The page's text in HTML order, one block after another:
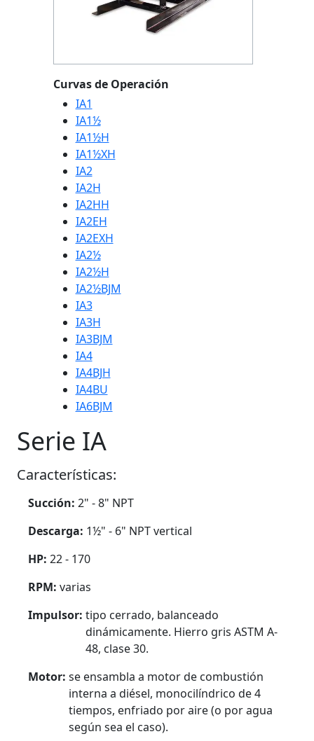
Curvas de Operación
IA1
IA1½
IA1½H
IA1½XH
IA2
IA2H
IA2HH
IA2EH
IA2EXH
IA2½
IA2½H
IA2½BJM
IA3
IA3H
IA3BJM
IA4
IA4BJH
IA4BU
IA6BJM
Serie IA
Características:
Succión: 2" - 8" NPT
Descarga: 1½" - 6" NPT vertical
HP: 22 - 170
RPM: varias
Impulsor: tipo cerrado, balanceado
dinámicamente. Hierro gris ASTM A-
48, clase 30.
Motor: se ensambla a motor de combustión
interna a diésel, monocilíndrico de 4
tiempos, enfriado por aire (o por agua
según sea el caso).